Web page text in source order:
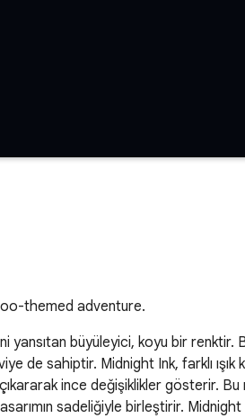
themed adventure.
yansıtan büyüleyici, koyu bir renktir.
de sahiptir. Midnight Ink, farklı
ince değişiklikler gösterir. Bu
sadeliğiyle birleştirir.